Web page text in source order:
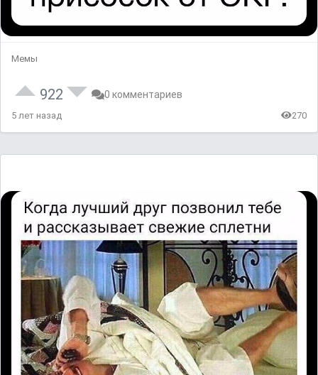
Мемы
922 0 комментариев
5 лет назад 270